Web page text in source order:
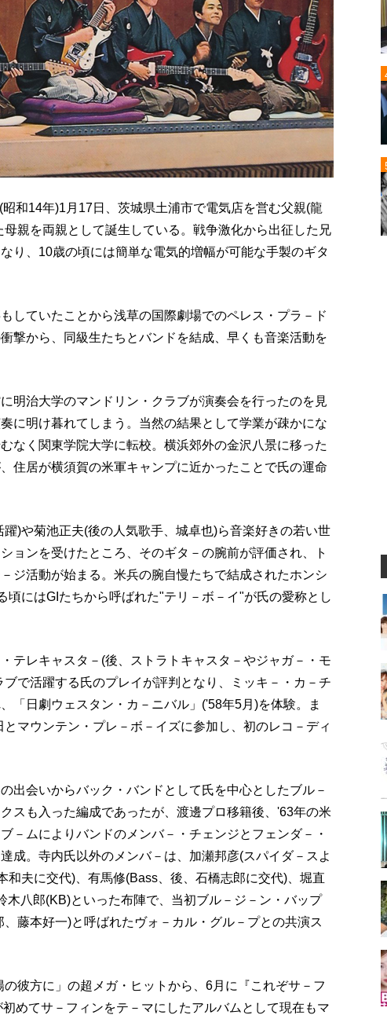
和14年)1月17日、茨城県土浦市で電気店を営む父親(龍
親を両親として誕生している。戦争激化から出征した兄
り、10歳の頃には簡単な電気的増幅が可能な手製のギタ
していたことから浅草の国際劇場でのペレス・プラ－ド
撃から、同級生たちとバンドを結成、早くも音楽活動を
明治大学のマンドリン・クラブが演奏会を行ったのを見
に明け暮れてしまう。当然の結果として学業が疎かにな
なく関東学院大学に転校。横浜郊外の金沢八景に移った
住居が横須賀の米軍キャンプに近かったことで氏の運命
)や菊池正夫(後の人気歌手、城卓也)ら音楽好きの若い世
ョンを受けたところ、そのギタ－の腕前が評価され、ト
ジ活動が始まる。米兵の腕自慢たちで結成されたホンシ
頃にはGIたちから呼ばれた"テリ－ボ－イ"が氏の愛称とし
テレキャスタ－(後、ストラトキャスタ－やジャガ－・モ
で活躍する氏のプレイが評判となり、ミッキ－・カ－チ
「日劇ウェスタン・カ－ニバル」('58年5月)を体験。ま
マウンテン・プレ－ボ－イズに参加し、初のレコ－ディ
出会いからバック・バンドとして氏を中心としたブル－
スも入った編成であったが、渡邊プロ移籍後、'63年の米
－ムによりバンドのメンバ－・チェンジとフェンダ－・
成。寺内氏以外のメンバ－は、加瀬邦彦(スパイダ－スよ
和夫に交代)、有馬修(Bass、後、石橋志郎に交代)、堀直
木八郎(KB)といった布陣で、当初ブル－ジ－ン・バップ
藤本好一)と呼ばれたヴォ－カル・グル－プとの共演ス
彼方に」の超メガ・ヒットから、6月に『これぞサ－フ
めてサ－フィンをテ－マにしたアルバムとして現在もマ